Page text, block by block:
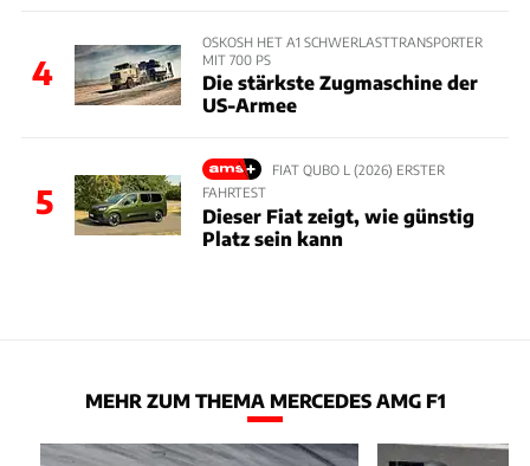
4
OSKOSH HET A1 SCHWERLASTTRANSPORTER
MIT 700 PS
Die stärkste Zugmaschine der
US-Armee
5
FIAT QUBO L (2026) ERSTER
FAHRTEST
Dieser Fiat zeigt, wie günstig
Platz sein kann
MEHR ZUM THEMA MERCEDES AMG F1